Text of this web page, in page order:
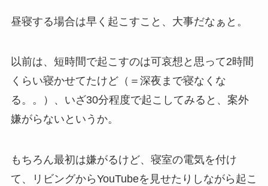
昼寝する場合は早く起こすこと、大事だなぁと。
以前は、短時間で起こすのは可哀想と思って2時間
くらい寝かせてたけど（＝深夜まで寝なくな
る。。）、いざ30分程度で起こしてみると、案外
嫌がらないというか。
もちろん最初は嫌がるけど、寝室の電気を付け
て、リビングからYouTubeを見せたりしながら起こ